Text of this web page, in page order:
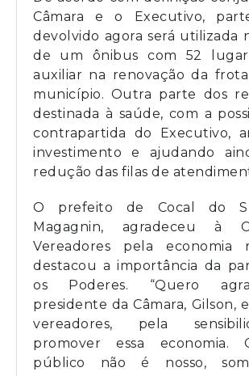
Câmara e o Executivo,
devolvido agora será utilizada
de um ônibus com 52
auxiliar na renovação da
município. Outra parte dos
destinada à saúde, com a
contrapartida do Executivo,
investimento e ajudando
redução das filas de
O prefeito de Cocal do
Magagnin, agradeceu à
Vereadores pela economia
destacou a importância da
os Poderes. “Quero
presidente da Câmara, Gilson,
vereadores, pela
promover essa economia.
público não é nosso,